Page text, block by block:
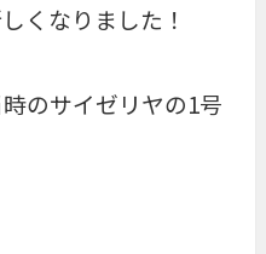
くなりました！
のサイゼリヤの1号